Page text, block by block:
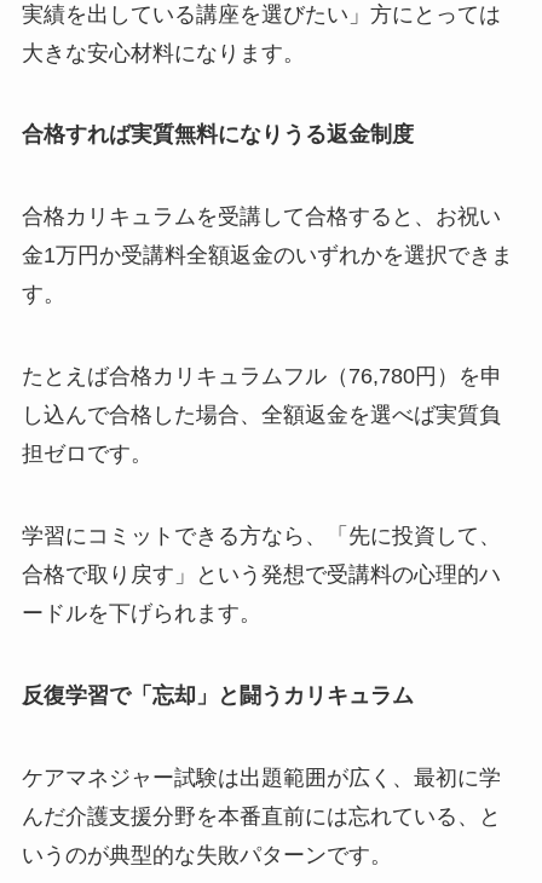
実績を出している講座を選びたい」方にとっては
大きな安心材料になります。
合格すれば実質無料になりうる返金制度
合格カリキュラムを受講して合格すると、お祝い
金1万円か受講料全額返金のいずれかを選択できま
す。
たとえば合格カリキュラムフル（76,780円）を申
し込んで合格した場合、全額返金を選べば実質負
担ゼロです。
学習にコミットできる方なら、「先に投資して、
合格で取り戻す」という発想で受講料の心理的ハ
ードルを下げられます。
反復学習で「忘却」と闘うカリキュラム
ケアマネジャー試験は出題範囲が広く、最初に学
んだ介護支援分野を本番直前には忘れている、と
いうのが典型的な失敗パターンです。